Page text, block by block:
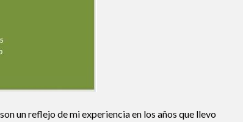
un reflejo de mi experiencia en los años que llevo